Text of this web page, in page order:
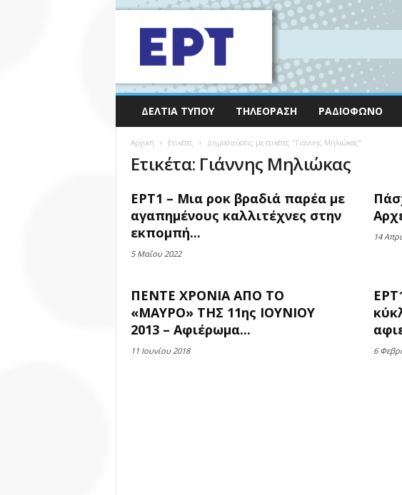
ΔΕΛΤΊΑ ΤΎΠΟΥ ΤΗΛΕΌΡΑΣΗ ΡΑΔΙΌΦΩΝΟ
Αρχική Ετικέτες Δημοσιεύσεις με ετικέτες "Γιάννης Μηλιώκας"
Ετικέτα: Γιάννης Μηλιώκας
ΕΡΤ1 – Μια ροκ βραδιά παρέα με
αγαπημένους καλλιτέχνες στην
εκπομπή...
5 Μαΐου 2022
14
ΠΕΝΤΕ ΧΡΟΝΙΑ ΑΠΟ ΤΟ
«ΜΑΥΡΟ» ΤΗΣ 11ης ΙΟΥΝΙΟΥ
2013 – Αφιέρωμα...
11 Ιουνίου 2018 6